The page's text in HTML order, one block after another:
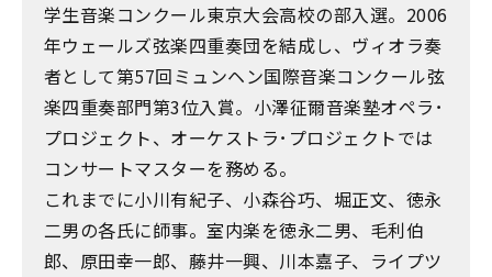
学生音楽コンクール東京大会高校の部入選。2006
年ウェールズ弦楽四重奏団を結成し、ヴィオラ奏
者として第57回ミュンヘン国際音楽コンクール弦
楽四重奏部門第3位入賞。小澤征爾音楽塾オペラ･
プロジェクト、オーケストラ･プロジェクトでは
コンサートマスターを務める。
これまでに小川有紀子、小森谷巧、堀正文、徳永
二男の各氏に師事。室内楽を徳永二男、毛利伯
郎、原田幸一郎、藤井一興、川本嘉子、ライプツ